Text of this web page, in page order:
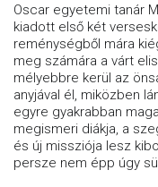
Oscar egyetemi tanár
kiadott első két
reménységből mára
meg számára a várt
mélyebbre kerül az
anyjával él, miközben
egyre gyakrabban
megismeri diákja, a
és új missziója lesz
persze nem épp úgy